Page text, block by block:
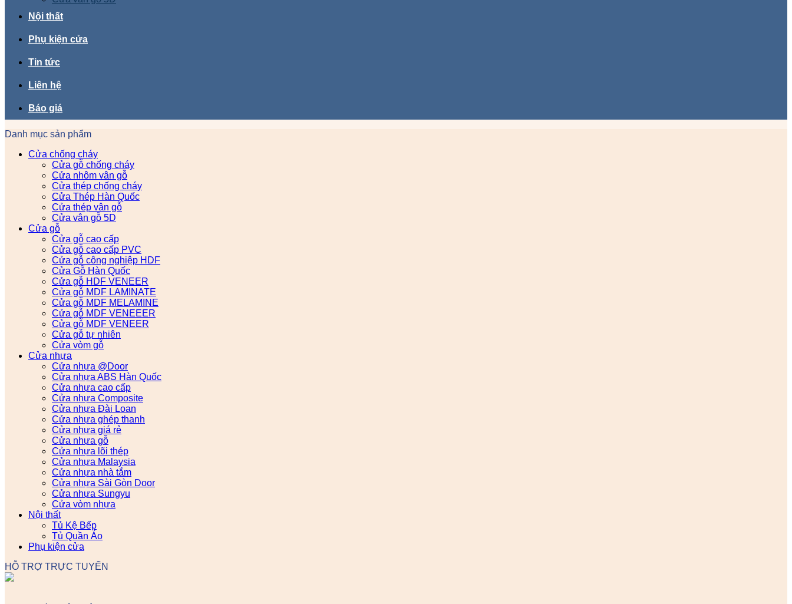
Nội thất
Phụ kiện cửa
Tin tức
Liên hệ
Báo giá
Danh mục sản phẩm
Cửa chống cháy
Cửa gỗ chống cháy
Cửa nhôm vân gỗ
Cửa thép chống cháy
Cửa Thép Hàn Quốc
Cửa thép vân gỗ
Cửa vân gỗ 5D
Cửa gỗ
Cửa gỗ cao cấp
Cửa gỗ cao cấp PVC
Cửa gỗ công nghiệp HDF
Cửa Gỗ Hàn Quốc
Cửa gỗ HDF VENEER
Cửa gỗ MDF LAMINATE
Cửa gỗ MDF MELAMINE
Cửa gỗ MDF VENEEER
Cửa gỗ MDF VENEER
Cửa gỗ tự nhiên
Cửa vòm gỗ
Cửa nhựa
Cửa nhựa @Door
Cửa nhựa ABS Hàn Quốc
Cửa nhựa cao cấp
Cửa nhựa Composite
Cửa nhựa Đài Loan
Cửa nhựa ghép thanh
Cửa nhựa giá rẻ
Cửa nhựa gỗ
Cửa nhựa lõi thép
Cửa nhựa Malaysia
Cửa nhựa nhà tắm
Cửa nhựa Sài Gòn Door
Cửa nhựa Sungyu
Cửa vòm nhựa
Nội thất
Tủ Kệ Bếp
Tủ Quần Áo
Phụ kiện cửa
HỖ TRỢ TRỰC TUYẾN